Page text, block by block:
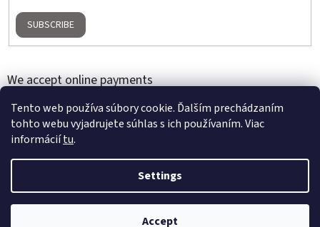
Tento web používa súbory cookie. Ďalším prechádzaním
tohto webu vyjadrujete súhlas s ich používaním. Viac
informáciítu.
Settings
Accept
SUBSCRIBE
We accept online payments
Created by Shoptet
Home Gallery